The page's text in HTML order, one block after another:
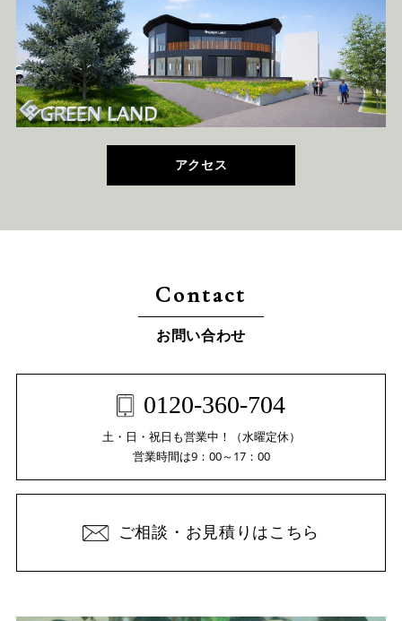
アクセス
Contact
お問い合わせ
0120-360-704
土・日・祝日も営業中！（水曜定休）
営業時間は9：00～17：00
ご相談・お見積りはこちら